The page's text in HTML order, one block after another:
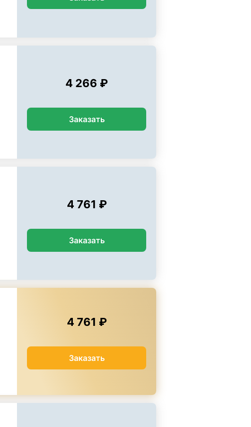
4 266 ₽
Заказать
4 761 ₽
Заказать
4 761 ₽
Заказать